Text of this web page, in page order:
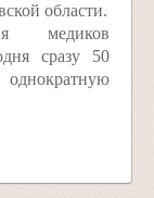
области.
медиков
сразу 50